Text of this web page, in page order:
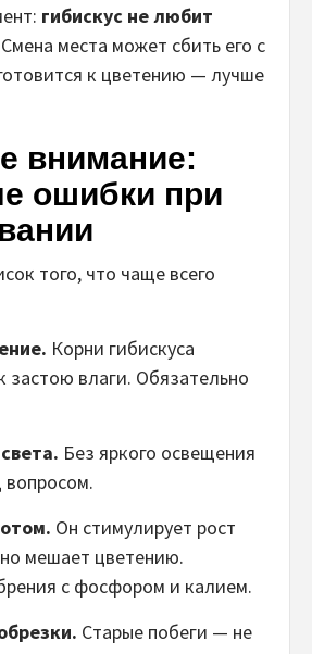
гибискус не любит
места может сбить его с
к цветению — лучше
внимание:
ошибки при
того, что чаще всего
Корни гибискуса
застою влаги. Обязательно
Без яркого освещения
Он стимулирует рост
мешает цветению.
с фосфором и калием.
Старые побеги — не